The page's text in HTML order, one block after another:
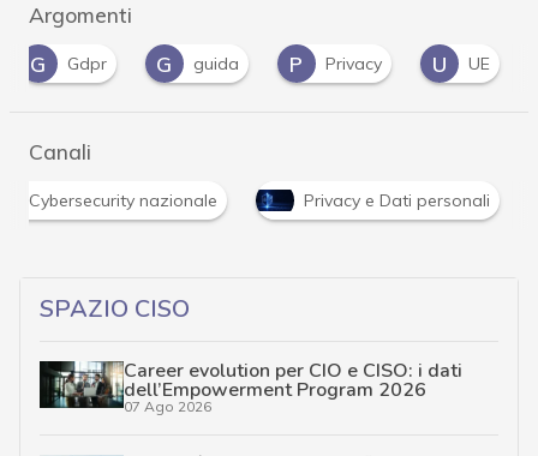
Argomenti
G
Gdpr G guida P Privacy U UE
Canali
Cybersecurity nazionale Privacy e Dati personali
SPAZIO CISO
Career evolution per CIO e CISO: i dati
dell’Empowerment Program 2026
07 Ago 2026